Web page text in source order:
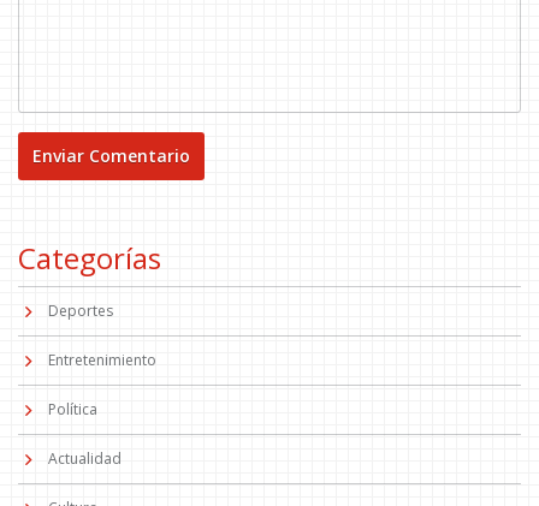
Categorías
Deportes
Entretenimiento
Política
Actualidad